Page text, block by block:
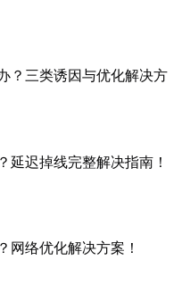
？三类诱因与优化解决方
延迟掉线完整解决指南！
网络优化解决方案！